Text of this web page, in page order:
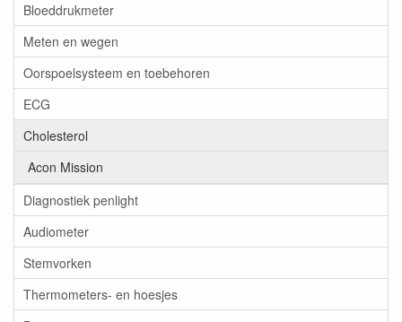
Bloeddrukmeter
Meten en wegen
Oorspoelsysteem en toebehoren
ECG
Cholesterol
Acon Mission
Diagnostiek penlight
Audiometer
Stemvorken
Thermometers- en hoesjes